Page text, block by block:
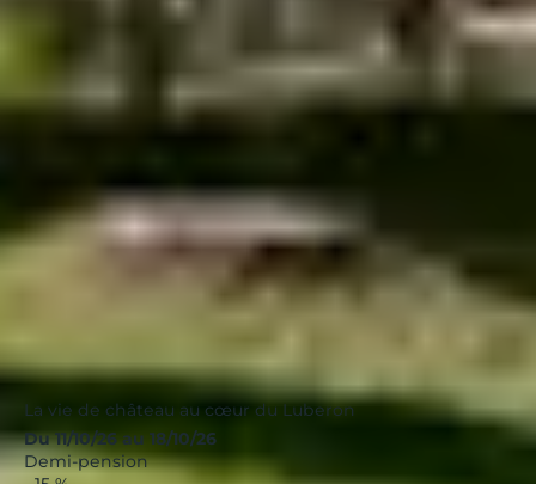
La vie de château au cœur du Luberon
Du 11/10/26 au 18/10/26
Demi-pension